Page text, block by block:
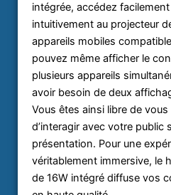
intégrée, accédez
intuitivement au projecteur
appareils mobiles
pouvez même afficher le
plusieurs appareils
avoir besoin de deux
Vous êtes ainsi libre de
d’interagir avec votre public
présentation. Pour une
véritablement immersive, le
de 16W intégré diffuse vos